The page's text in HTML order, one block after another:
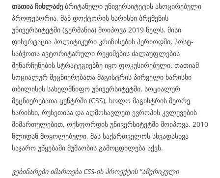
თათია ჩიხლაძე ბრიტანული უნივერსიტეტის ასოცირებული
პროფესორია. მან დოქტორის ხარისხი ბრემენის
უნივერსიტეტში (გერმანია) მოიპოვა 2019 წელს. მისი
დისერტაცია პოლიტიკური კრიზისების პერიოდში, პოსტ-
საბჭოთა ავტორიტარული რეჟიმების ძალაუფლების
შენარჩუნების სტრატეგიებზე იყო ფოკუსირებული. თათიამ
სოციალურ მეცნიერებათა მაგისტრის პირველი ხარისხი
თბილისის სახელმწიფო უნივერსიტეტში, სოციალურ
მეცნიერებათა ცენტრში (CSS), ხოლო მაგისტრის მეორე
ხარისხი, რუსეთისა და აღმოსავლეთ ევროპის კვლევების
მიმართულებით, ოქსფორდის უნივერსიტეტში მოიპოვა. 2010
წლიდან მოყოლებული, მას საქართველოს სხვადასხვა
საჯარო უწყებაში მუშაობის გამოცდილება აქვს.
ვებინარები იმართება CSS-ის პროექტის “ამერიკული